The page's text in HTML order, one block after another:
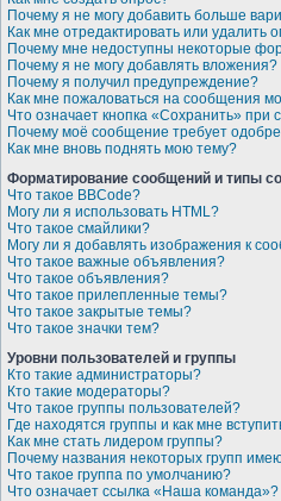
Почему я не могу добавить больше
Как мне отредактировать или удалить
Почему мне недоступны некоторые
Почему я не могу добавлять вложения?
Почему я получил предупреждение?
Как мне пожаловаться на сообщения
Что означает кнопка «Сохранить» при
Почему моё сообщение требует
Как мне вновь поднять мою тему?
Форматирование сообщений и типы
Что такое BBCode?
Могу ли я использовать HTML?
Что такое смайлики?
Могу ли я добавлять изображения к
Что такое важные объявления?
Что такое объявления?
Что такое прилепленные темы?
Что такое закрытые темы?
Что такое значки тем?
Уровни пользователей и группы
Кто такие администраторы?
Кто такие модераторы?
Что такое группы пользователей?
Где находятся группы и как мне
Как мне стать лидером группы?
Почему названия некоторых групп
Что такое группа по умолчанию?
Что означает ссылка «Наша команда»?